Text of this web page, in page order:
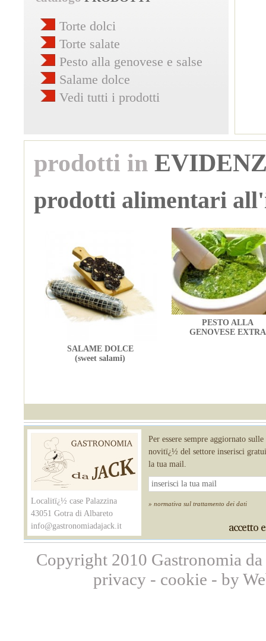
Torte dolci
Torte salate
Pesto alla genovese e salse
Salame dolce
Vedi tutti i prodotti
prodotti in
prodotti alimentari
SALAME DOLCE
(sweet salami)
PESTO ALLA
GENOVESE EXTRA
Localitï¿½ case Palazzina
43051 Gotra di Albareto
info@gastronomiadajack.it
Per essere sempre aggiornato sulle
novitï¿½ del settore inserisci
la tua mail.
» normativa sul trattamento dei dati
Copyright 2010 Gastronomia
privacy- cookie - by